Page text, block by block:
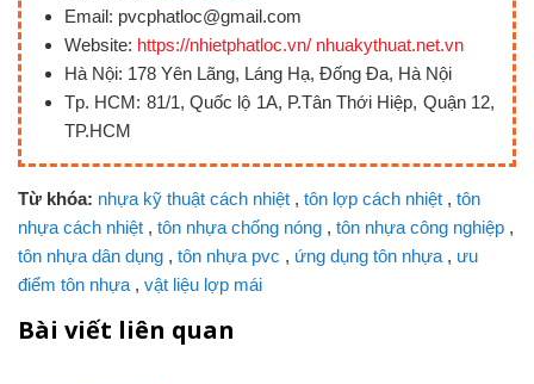
Email: pvcphatloc@gmail.com
Website: https://nhietphatloc.vn/ nhuakythuat.net.vn
Hà Nội: 178 Yên Lãng, Láng Hạ, Đống Đa, Hà Nội
Tp. HCM: 81/1, Quốc lộ 1A, P.Tân Thới Hiệp, Quận 12,
TP.HCM
Từ khóa: nhựa kỹ thuật cách nhiệt , tôn lợp cách nhiệt , tôn
nhựa cách nhiệt , tôn nhựa chống nóng , tôn nhựa công nghiệp ,
tôn nhựa dân dụng , tôn nhựa pvc , ứng dụng tôn nhựa, ưu
điểm tôn nhựa, vật liệu lợp mái
Bài viết liên quan